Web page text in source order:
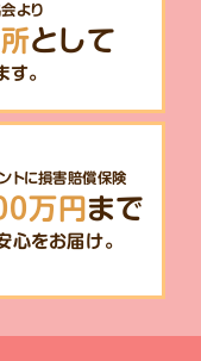
より
として
。
トに損害賠償保険
万円まで
心をお届け。